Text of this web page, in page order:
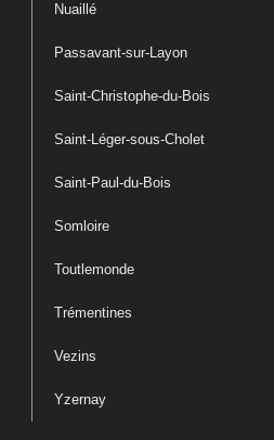
Nuaillé
Passavant-sur-Layon
Saint-Christophe-du-Bois
Saint-Léger-sous-Cholet
Saint-Paul-du-Bois
Somloire
Toutlemonde
Trémentines
Vezins
Yzernay